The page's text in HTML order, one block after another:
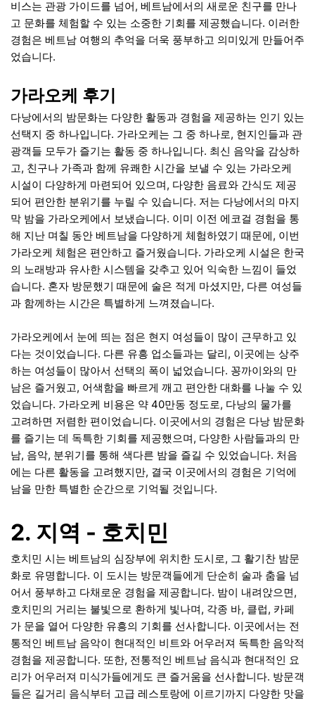
비스는 관광 가이드를 넘어, 베트남에서의 새로운 친구를 만나
고 문화를 체험할 수 있는 소중한 기회를 제공했습니다. 이러한
경험은 베트남 여행의 추억을 더욱 풍부하고 의미있게 만들어주
었습니다.
가라오케 후기
다낭에서의 밤문화는 다양한 활동과 경험을 제공하는 인기 있는
선택지 중 하나입니다. 가라오케는 그 중 하나로, 현지인들과 관
광객들 모두가 즐기는 활동 중 하나입니다. 최신 음악을 감상하
고, 친구나 가족과 함께 유쾌한 시간을 보낼 수 있는 가라오케
시설이 다양하게 마련되어 있으며, 다양한 음료와 간식도 제공
되어 편안한 분위기를 누릴 수 있습니다. 저는 다낭에서의 마지
막 밤을 가라오케에서 보냈습니다. 이미 이전 에코걸 경험을 통
해 지난 며칠 동안 베트남을 다양하게 체험하였기 때문에, 이번
가라오케 체험은 편안하고 즐거웠습니다. 가라오케 시설은 한국
의 노래방과 유사한 시스템을 갖추고 있어 익숙한 느낌이 들었
습니다. 혼자 방문했기 때문에 술은 적게 마셨지만, 다른 여성들
과 함께하는 시간은 특별하게 느껴졌습니다.
가라오케에서 눈에 띄는 점은 현지 여성들이 많이 근무하고 있
다는 것이었습니다. 다른 유흥 업소들과는 달리, 이곳에는 상주
하는 여성들이 많아서 선택의 폭이 넓었습니다. 꽁까이와의 만
남은 즐거웠고, 어색함을 빠르게 깨고 편안한 대화를 나눌 수 있
었습니다. 가라오케 비용은 약 40만동 정도로, 다낭의 물가를
고려하면 저렴한 편이었습니다. 이곳에서의 경험은 다낭 밤문화
를 즐기는 데 독특한 기회를 제공했으며, 다양한 사람들과의 만
남, 음악, 분위기를 통해 색다른 밤을 즐길 수 있었습니다. 처음
에는 다른 활동을 고려했지만, 결국 이곳에서의 경험은 기억에
남을 만한 특별한 순간으로 기억될 것입니다.
2. 지역 - 호치민
호치민 시는 베트남의 심장부에 위치한 도시로, 그 활기찬 밤문
화로 유명합니다. 이 도시는 방문객들에게 단순히 술과 춤을 넘
어서 풍부하고 다채로운 경험을 제공합니다. 밤이 내려앉으면,
호치민의 거리는 불빛으로 환하게 빛나며, 각종 바, 클럽, 카페
가 문을 열어 다양한 유흥의 기회를 선사합니다. 이곳에서는 전
통적인 베트남 음악이 현대적인 비트와 어우러져 독특한 음악적
경험을 제공합니다. 또한, 전통적인 베트남 음식과 현대적인 요
리가 어우러져 미식가들에게도 큰 즐거움을 선사합니다. 방문객
들은 길거리 음식부터 고급 레스토랑에 이르기까지 다양한 맛을